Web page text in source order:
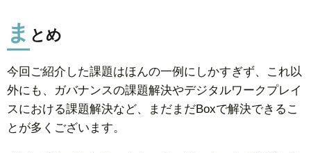
ま とめ
今回ご紹介した課題はほんの一例にしかすぎず、これ以
外にも、ガバナンスの課題解決やデジタルワークプレイ
スにおける課題解決など、まだまだBoxで解決できるこ
とが多くございます。